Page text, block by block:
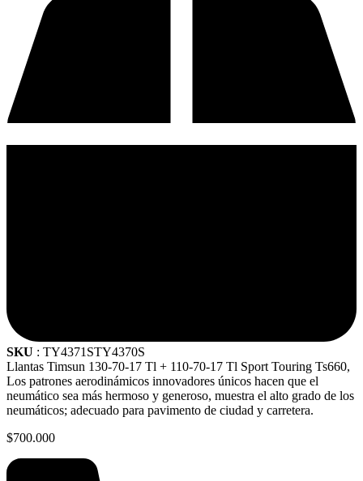
SKU : TY4371STY4370S
Llantas Timsun 130-70-17 Tl + 110-70-17 Tl Sport Touring Ts660,
Los patrones aerodinámicos innovadores únicos hacen que el
neumático sea más hermoso y generoso, muestra el alto grado de los
neumáticos; adecuado para pavimento de ciudad y carretera.
$700.000